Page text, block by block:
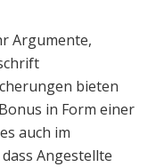
Argumente,
bieten
in Form einer
auch im
Angestellte